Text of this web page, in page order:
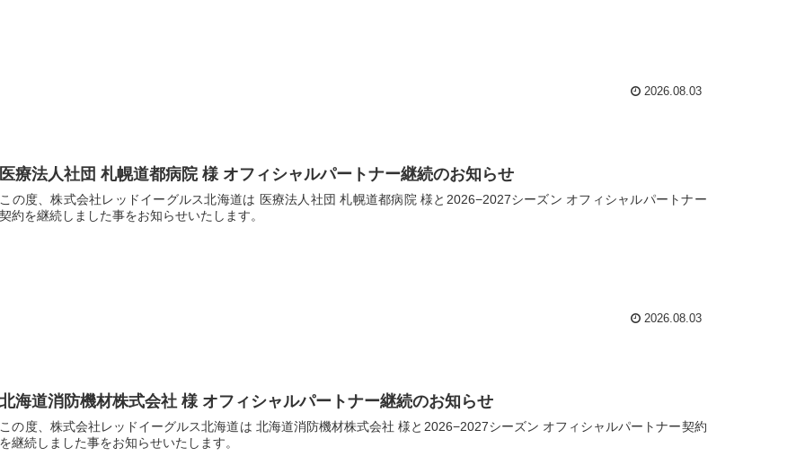
2026.08.03
医療法人社団 札幌道都病院 様 オフィシャルパートナー継続のお知らせ
この度、株式会社レッドイーグルス北海道は 医療法人社団 札幌道都病院 様と2026−2027シーズン オフィシャルパートナー
契約を継続しました事をお知らせいたします。
2026.08.03
北海道消防機材株式会社 様 オフィシャルパートナー継続のお知らせ
この度、株式会社レッドイーグルス北海道は 北海道消防機材株式会社 様と2026−2027シーズン オフィシャルパートナー契約
を継続しました事をお知らせいたします。